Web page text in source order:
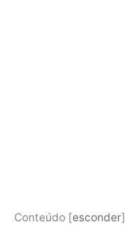
Conteúdo [esconder]